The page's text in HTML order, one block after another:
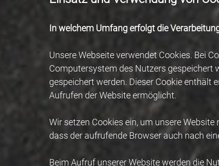
In welchem Umfang erfolgt die
Unsere Webseite verwendet Cookies. Bei
Computersystem des Nutzers gespeichert
gespeichert werden. Dieser Cookie enthält
Aufrufen der Website ermöglicht.
Wir setzen Cookies ein, um unsere
dass der aufrufende Browser auch nach
Beim Aufruf unserer Website werden die